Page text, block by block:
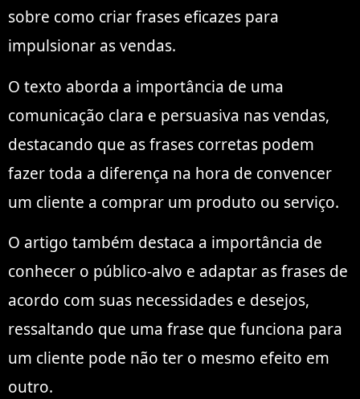
sobre como criar frases eficazes para
impulsionar as vendas.
O texto aborda a importância de uma
comunicação clara e persuasiva nas vendas,
destacando que as frases corretas podem
fazer toda a diferença na hora de convencer
um cliente a comprar um produto ou serviço.
O artigo também destaca a importância de
conhecer o público-alvo e adaptar as frases de
acordo com suas necessidades e desejos,
ressaltando que uma frase que funciona para
um cliente pode não ter o mesmo efeito em
outro.